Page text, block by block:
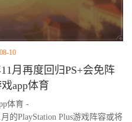
10
月再度回归PS+会免阵
app体育
体育 -
PlayStation Plus游戏阵容或将